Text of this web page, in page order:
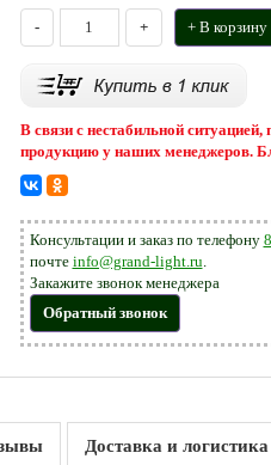
- + + В корзину
В связи с нестабильной
продукцию у наших менеджеров.
Консультации и заказ по телефону
почте info@grand-light.ru.
Закажите звонок менеджера
Обратный звонок
Доставка и логистика